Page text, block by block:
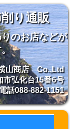
り通販
のお店などが
山商店 Co.,Ltd
弘化台15番6号
話088-882-1151